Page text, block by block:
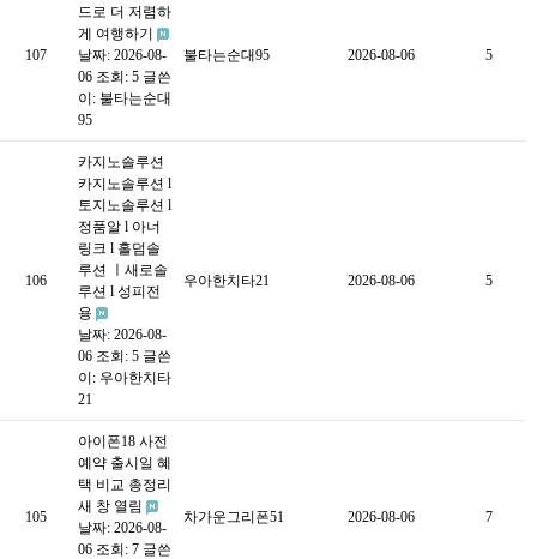
107
드로 더 저렴하
게 여행하기
날짜: 2026-08-
06 조회: 5 글쓴
이: 불타는순대
95
불타는순대95 2026-08-06 5
106
카지노솔루션
카지노솔루션 l
토지노솔루션 l
정품알 l 아너
링크 l 홀덤솔
루션 ㅣ새로솔
루션 l 성피전
용
날짜: 2026-08-
06 조회: 5 글쓴
이: 우아한치타
21
우아한치타21 2026-08-06 5
105
아이폰18 사전
예약 출시일 혜
택 비교 총정리
새 창 열림
날짜: 2026-08-
06 조회: 7 글쓴
차가운그리폰51 2026-08-06 7